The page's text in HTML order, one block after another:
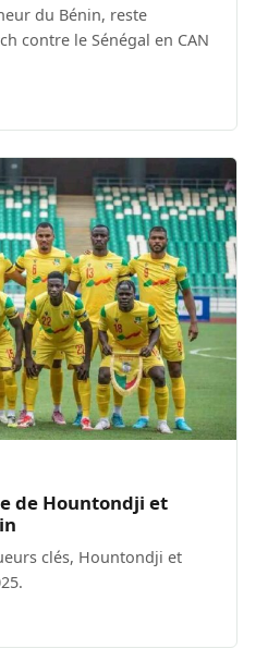
du Bénin, reste
contre le Sénégal en CAN
de Hountondji et
clés, Hountondji et